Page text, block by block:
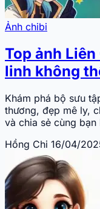
Ảnh chibi
Top ảnh
linh không
Khám phá bộ sưu
thương, đẹp mê ly,
và chia sẻ cùng bạn
Hồng Chi 16/04/